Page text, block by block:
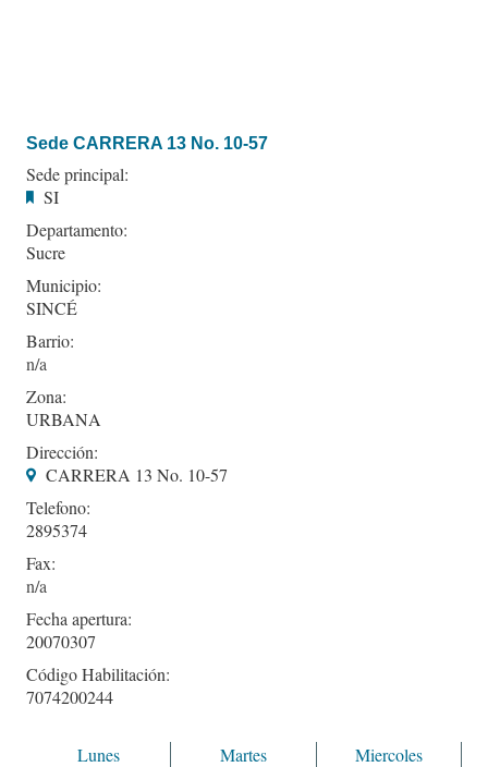
Sede CARRERA 13 No. 10-57
Sede principal:
SI
Departamento:
Sucre
Municipio:
SINCÉ
Barrio:
Zona:
URBANA
Dirección:
CARRERA 13 No. 10-57
Telefono:
2895374
Fax:
Fecha apertura:
20070307
Código Habilitación:
7074200244
Lunes
Martes
Miercoles